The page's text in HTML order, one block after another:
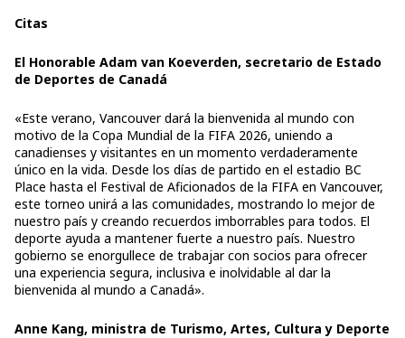
Citas
El Honorable Adam van Koeverden, secretario de Estado
de Deportes de Canadá
«Este verano, Vancouver dará la bienvenida al mundo con
motivo de la Copa Mundial de la FIFA 2026, uniendo a
canadienses y visitantes en un momento verdaderamente
único en la vida. Desde los días de partido en el estadio BC
Place hasta el Festival de Aficionados de la FIFA en Vancouver,
este torneo unirá a las comunidades, mostrando lo mejor de
nuestro país y creando recuerdos imborrables para todos. El
deporte ayuda a mantener fuerte a nuestro país. Nuestro
gobierno se enorgullece de trabajar con socios para ofrecer
una experiencia segura, inclusiva e inolvidable al dar la
bienvenida al mundo a Canadá».
Anne Kang, ministra de Turismo, Artes, Cultura y Deporte